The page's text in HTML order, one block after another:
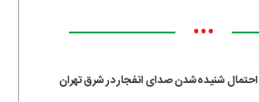
•••
احتمال شنیده‌شدن صدای انفجار در شرق تهران